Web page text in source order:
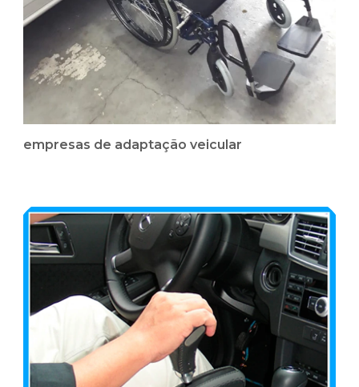
empresas de adaptação veicular